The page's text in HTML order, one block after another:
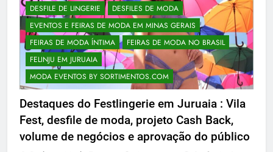
DESFILE DE LINGERIE
DESFILES DE MODA
EVENTOS E FEIRAS DE MODA EM MINAS GERAIS
FEIRAS DE MODA ÍNTIMA
FEIRAS DE MODA NO BRASIL
FELINJU EM JURUAIA
MODA EVENTOS BY SORTIMENTOS.COM
Destaques do Festlingerie em Juruaia : Vila
Fest, desfile de moda, projeto Cash Back,
volume de negócios e aprovação do público